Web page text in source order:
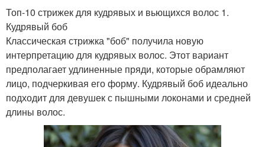
Топ-10 стрижек для кудрявых и вьющихся волос 1.
Кудрявый боб
Классическая стрижка "боб" получила новую
интерпретацию для кудрявых волос. Этот вариант
предполагает удлиненные пряди, которые обрамляют
лицо, подчеркивая его форму. Кудрявый боб идеально
подходит для девушек с пышными локонами и средней
длины волос.